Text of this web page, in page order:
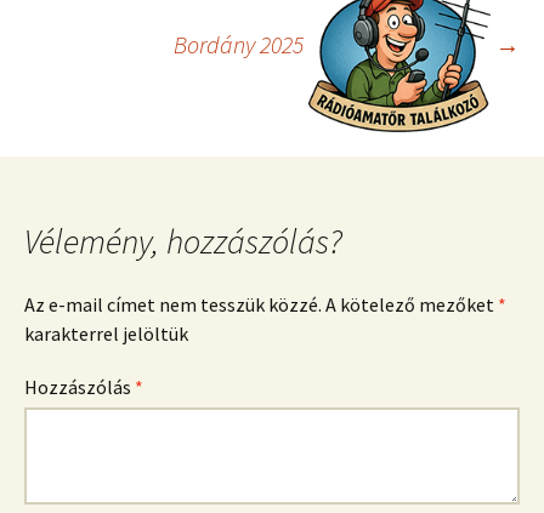
Bordány 2025 →
Vélemény, hozzászólás?
Az e-mail címet nem tesszük közzé. A kötelező mezőket *
karakterrel jelöltük
Hozzászólás *